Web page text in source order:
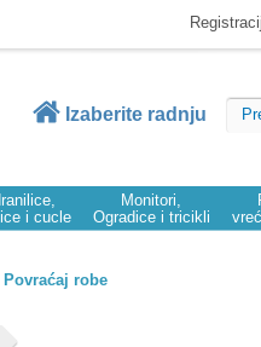
Izaberite radnju
i cucle
Monitori,
Ogradice i tricikli
Povraćaj robe